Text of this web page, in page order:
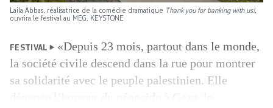
Laila Abbas, réalisatrice de la comédie dramatique Thank you for banking with us!,
ouvrira le festival au MEG. KEYSTONE
FESTIVAL
«Depuis 23 mois, partout dans le monde,
la société civile descend dans la rue pour montrer
sa solidarité avec le peuple palestinien. Elle